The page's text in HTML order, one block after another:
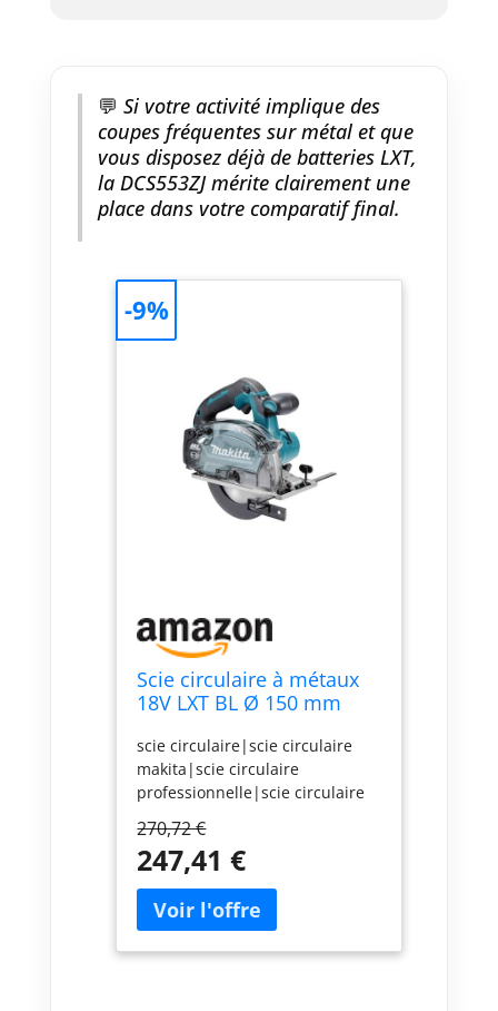
💬 Si votre activité implique des
coupes fréquentes sur métal et que
vous disposez déjà de batteries LXT,
la DCS553ZJ mérite clairement une
place dans votre comparatif final.
Scie circulaire à métaux
18V LXT BL Ø 150 mm
- MAKITA DCS553ZJ
scie circulaire|scie circulaire
makita|scie circulaire
professionnelle|scie circulaire
fil|scie circulaire 18 V|scie
circulaire portative|scie
circulaire a batterie|scie
circulaire sur batterie|scie
circulaire 150
mm|DCS553Z|DCS553|DCS553Z
270,72 €
247,41 €
-9%